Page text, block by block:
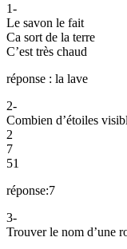
1-
Le savon le fait
Ca sort de la terre
C’est très chaud
réponse : la lave
2-
Combien d’étoiles
2
7
51
réponse:7
3-
Trouver le nom d’une